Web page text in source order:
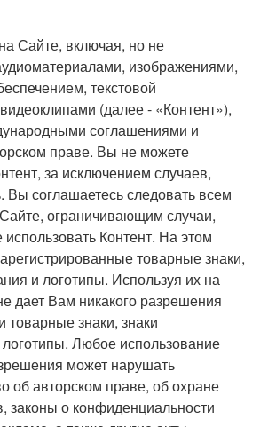
Сайте, включая, но не
изображениями,
текстовой
(далее - «Контент»),
соглашениями и
праве. Вы не можете
за исключением случаев,
Вы соглашаетесь следовать всем
ограничивающим случаи,
Контент. На этом
товарные знаки,
и логотипы. Используя их на
дает Вам никакого разрешения
товарные знаки, знаки
Любое использование
может нарушать
об авторском праве, об охране
законы о конфиденциальности